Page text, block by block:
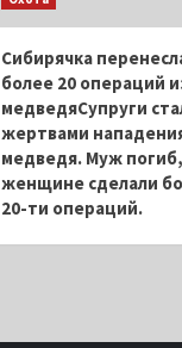
Сибирячка
более 20 операций
медведяСупруги
жертвами
медведя. Муж погиб,
женщине сделали
20-ти операций.